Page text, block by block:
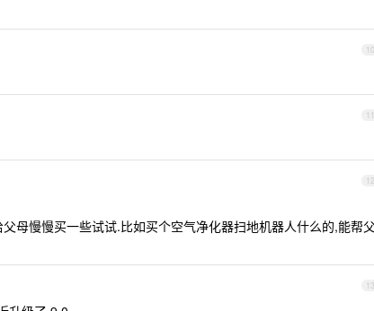
10
11
12
母慢慢买一些试试.比如买个空气净化器扫地机器人什么的,能帮
13